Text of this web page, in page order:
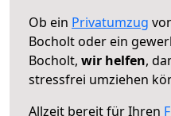
Ob ein Privatumzug
Bocholt oder ein
Bocholt, wir helfen,
stressfrei umziehen
Allzeit bereit für Ihren